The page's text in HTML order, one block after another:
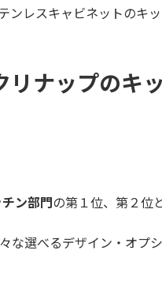
ンレスキャビネットのキ
リナップのキ
ン部門の第１位、第２位
な選べるデザイン・オプ